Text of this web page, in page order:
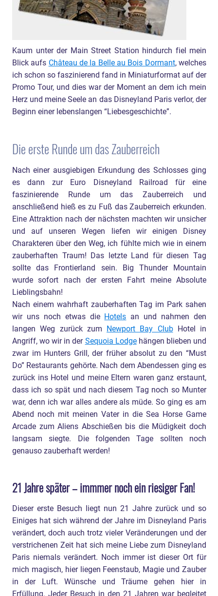
Kaum unter der Main Street Station hindurch fiel mein
Blick aufs Château de la Belle au Bois Dormant, welches
ich schon so faszinierend fand in Miniaturformat auf der
Promo Tour, und dies war der Moment an dem ich mein
Herz und meine Seele an das Disneyland Paris verlor, der
Beginn einer lebenslangen “Liebesgeschichte”.
Die erste Runde um das Zauberreich
Nach einer ausgiebigen Erkundung des Schlosses ging
es dann zur Euro Disneyland Railroad für eine
faszinierende Runde um das Zauberreich und
anschließend hieß es zu Fuß das Zauberreich erkunden.
Eine Attraktion nach der nächsten machten wir unsicher
und auf unseren Wegen liefen wir einigen Disney
Charakteren über den Weg, ich fühlte mich wie in einem
zauberhaften Traum! Das letzte Land für diesen Tag
sollte das Frontierland sein. Big Thunder Mountain
wurde sofort nach der ersten Fahrt meine Absolute
Lieblingsbahn!
Nach einem wahrhaft zauberhaften Tag im Park sahen
wir uns noch etwas die Hotels an und nahmen den
langen Weg zurück zum
Newport Bay ClubHotel in
Angriff, wo wir in der Sequoia Lodgehängen blieben und
zwar im Hunters Grill, der früher absolut zu den “Must
Do” Restaurants gehörte. Nach dem Abendessen ging es
zurück ins Hotel und meine Eltern waren ganz erstaunt,
dass ich so spät und nach diesem Tag noch so Munter
war, denn ich war alles andere als müde. So ging es am
Abend noch mit meinen Vater in die Sea Horse Game
Arcade zum Aliens Abschießen bis die Müdigkeit doch
langsam siegte. Die folgenden Tage sollten noch
genauso zauberhaft werden!
21 Jahre später – immmer noch ein riesiger Fan!
Dieser erste Besuch liegt nun 21 Jahre zurück und so
Einiges hat sich während der Jahre im Disneyland Paris
verändert, doch auch trotz vieler Veränderungen und der
verstrichenen Zeit hat sich meine Liebe zum Disneyland
Paris niemals verändert. Noch immer ist dieser Ort für
mich magisch, hier liegen Feenstaub, Magie und Zauber
in der Luft. Wünsche und Träume gehen hier in
Erfüllung. Jeder Besuch in den 21 Jahren war begleitet